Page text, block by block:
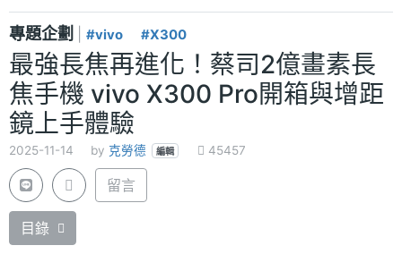
專題企劃 #vivo #X300
最強長焦再進化！蔡司2億畫素長
焦手機 vivo X300 Pro開箱與增距
鏡上手體驗
2025-11-14 by 克勞德 編輯 45457
留言
目錄